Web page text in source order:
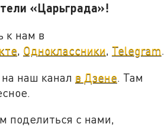
«Царьграда»!
к нам в
, Одноклассники, Telegram.
наш канал в Дзене . Там
поделиться с нами,